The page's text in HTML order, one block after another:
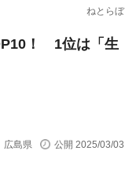
ねとらぼ
！ 1位は「生
広島県 公開 2025/03/03